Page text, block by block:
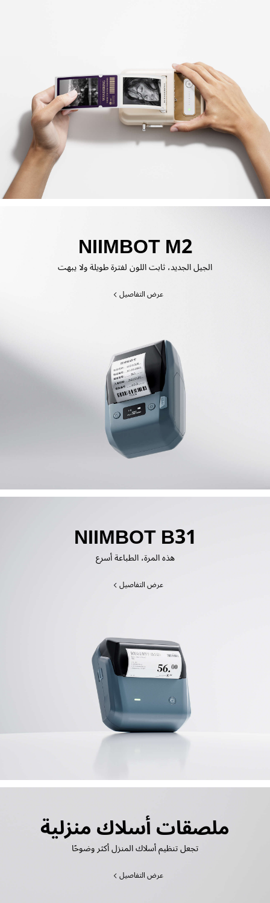
NIIMBOT M2
الجيل الجديد، ثابت اللون لفترة طويلة ولا يبهت
عرض التفاصيل
NIIMBOT B31
هذه المرة، الطباعة أسرع
عرض التفاصيل
ملصقات أسلاك منزلية
تجعل تنظيم أسلاك المنزل أكثر وضوحًا
عرض التفاصيل